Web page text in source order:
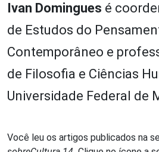
Ivan Domingues é
de Estudos do
Contemporâneo e
de Filosofia e Ciências
Universidade Federal de
Você leu os artigos publicados na